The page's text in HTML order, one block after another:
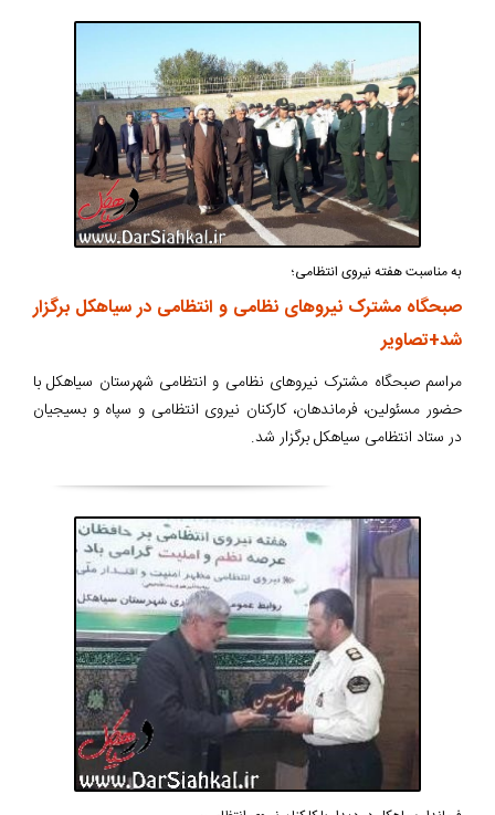
به مناسبت هفته نیروی انتظامی؛
صبحگاه مشترک نیروهای نظامی و انتظامی در سیاهکل برگزار
شد+تصاویر
مراسم صبحگاه مشترک نیروهای نظامی و انتظامی شهرستان سیاهکل با
حضور مسئولین، فرماندهان، کارکنان نیروی انتظامی و سپاه و بسیجیان
در ستاد انتظامی سیاهکل برگزار شد.